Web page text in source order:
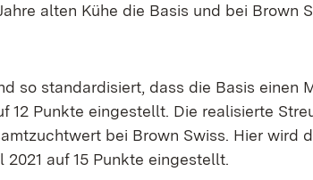
alten Kühe die Basis und bei
so standardisiert, dass die Basis einen
12 Punkte eingestellt. Die realisierte
bei Brown Swiss. Hier wird
auf 15 Punkte eingestellt.